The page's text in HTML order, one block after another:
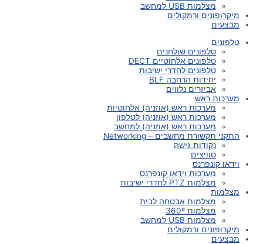
מצלמות USB למחשב
מיקרופונים ורמקולים
מבצעים
טלפונים
טלפונים שולחנים
טלפונים אלחוטיים DECT
טלפונים לחדרי ישיבות
יחידות הרחבה BLF
אביזרים נלווים
מערכות ראש
מערכות ראש (אוזניה) אלחוטיות
מערכות ראש (אוזניה) לטלפון
מערכות ראש (אוזניה) למחשב
התקני תקשורת מחשבים – Networking
נקודות גישה
סוויצים
וידאו קונפרנס
מערכות וידאו קונפרנס
מצלמות PTZ לחדרי ישיבות
מצלמות
מצלמות אבטחה לבית
מצלמות 360º
מצלמות USB למחשב
מיקרופונים ורמקולים
מבצעים